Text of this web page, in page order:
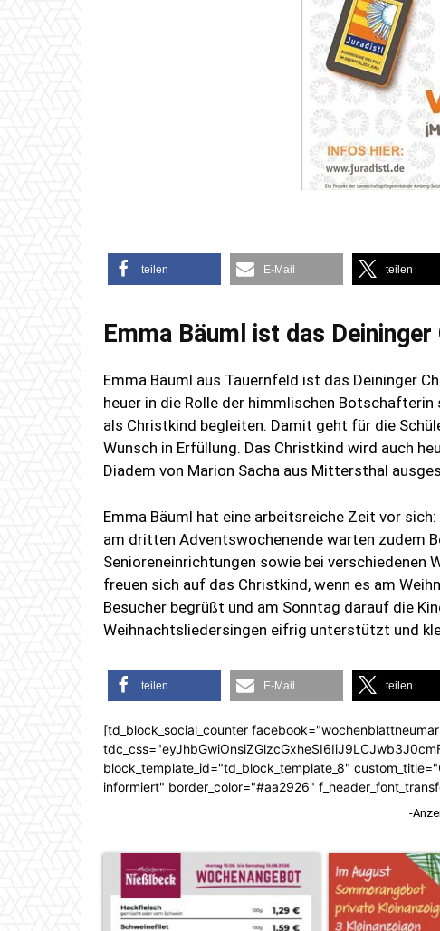
teilen E-Mail teilen
Emma Bäuml ist das Deininger
Emma Bäuml aus Tauernfeld ist das Deininger
heuer in die Rolle der himmlischen
als Christkind begleiten. Damit geht für die
Wunsch in Erfüllung. Das Christkind wird auch
Diadem von Marion Sacha aus Mittersthal
Emma Bäuml hat eine arbeitsreiche Zeit vor
am dritten Adventswochenende warten zudem
Senioreneinrichtungen sowie bei verschiedenen
freuen sich auf das Christkind, wenn es am
Besucher begrüßt und am Sonntag darauf die
Weihnachtsliedersingen eifrig unterstützt und
teilen E-Mail teilen
[td_block_social_counter
block_template_id="td_block_template_8"
informiert" border_color="#aa2926"
-